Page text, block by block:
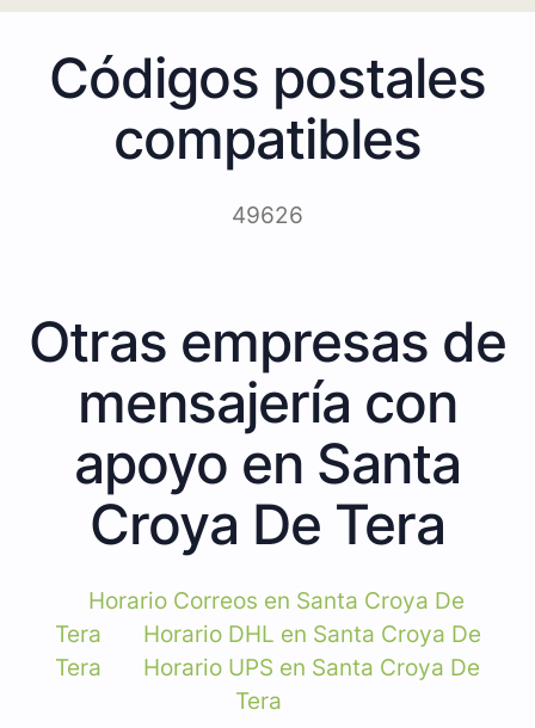
Códigos postales
compatibles
49626
Otras empresas de
mensajería con
apoyo en Santa
Croya De Tera
Horario Correos en Santa Croya De
Tera
Horario DHL en Santa Croya De
Tera
Horario UPS en Santa Croya De
Tera